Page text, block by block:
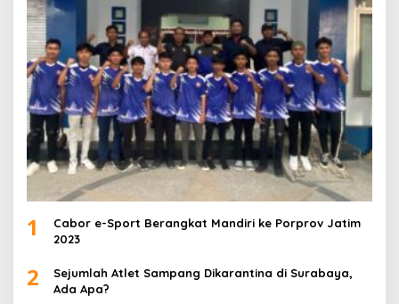
1
Cabor e-Sport Berangkat Mandiri ke Porprov Jatim
2023
2
Sejumlah Atlet Sampang Dikarantina di Surabaya,
Ada Apa?